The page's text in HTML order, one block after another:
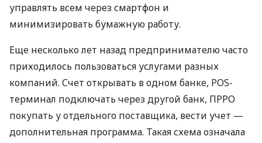
управлять всем через смартфон и
минимизировать бумажную работу.
Еще несколько лет назад предпринимателю часто
приходилось пользоваться услугами разных
компаний. Счет открывать в одном банке, POS-
терминал подключать через другой банк, ПРРО
покупать у отдельного поставщика, вести учет —
дополнительная программа. Такая схема означала